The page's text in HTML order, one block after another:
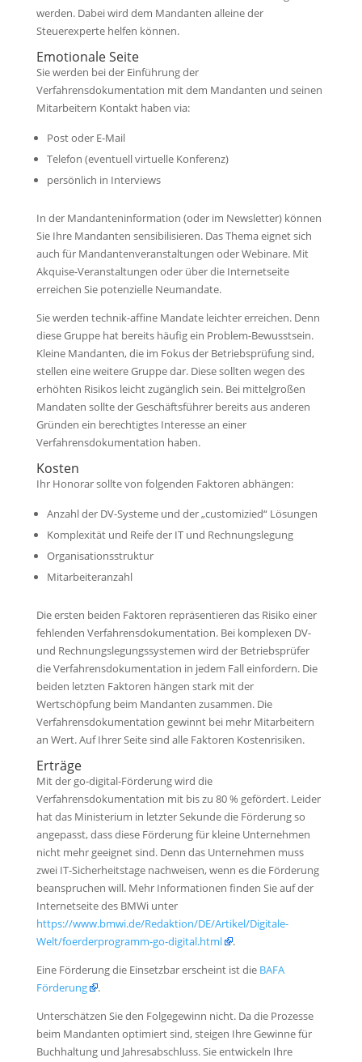
werden. Dabei wird dem Mandanten alleine der
Steuerexperte helfen können.
Emotionale Seite
Sie werden bei der Einführung der
Verfahrensdokumentation mit dem Mandanten und seinen
Mitarbeitern Kontakt haben via:
Post oder E-Mail
Telefon (eventuell virtuelle Konferenz)
persönlich in Interviews
In der Mandanteninformation (oder im Newsletter) können
Sie Ihre Mandanten sensibilisieren. Das Thema eignet sich
auch für Mandantenveranstaltungen oder Webinare. Mit
Akquise-Veranstaltungen oder über die Internetseite
erreichen Sie potenzielle Neumandate.
Sie werden technik-affine Mandate leichter erreichen. Denn
diese Gruppe hat bereits häufig ein Problem-Bewusstsein.
Kleine Mandanten, die im Fokus der Betriebsprüfung sind,
stellen eine weitere Gruppe dar. Diese sollten wegen des
erhöhten Risikos leicht zugänglich sein. Bei mittelgroßen
Mandaten sollte der Geschäftsführer bereits aus anderen
Gründen ein berechtigtes Interesse an einer
Verfahrensdokumentation haben.
Kosten
Ihr Honorar sollte von folgenden Faktoren abhängen:
Anzahl der DV-Systeme und der „customizied“ Lösungen
Komplexität und Reife der IT und Rechnungslegung
Organisationsstruktur
Mitarbeiteranzahl
Die ersten beiden Faktoren repräsentieren das Risiko einer
fehlenden Verfahrensdokumentation. Bei komplexen DV-
und Rechnungslegungssystemen wird der Betriebsprüfer
die Verfahrensdokumentation in jedem Fall einfordern. Die
beiden letzten Faktoren hängen stark mit der
Wertschöpfung beim Mandanten zusammen. Die
Verfahrensdokumentation gewinnt bei mehr Mitarbeitern
an Wert. Auf Ihrer Seite sind alle Faktoren Kostenrisiken.
Erträge
Mit der go-digital-Förderung wird die
Verfahrensdokumentation mit bis zu 80 % gefördert. Leider
hat das Ministerium in letzter Sekunde die Förderung so
angepasst, dass diese Förderung für kleine Unternehmen
nicht mehr geeignet sind. Denn das Unternehmen muss
zwei IT-Sicherheitstage nachweisen, wenn es die Förderung
beanspruchen will. Mehr Informationen finden Sie auf der
Internetseite des BMWi unter
https://www.bmwi.de/Redaktion/DE/Artikel/Digitale-
Welt/foerderprogramm-go-digital.html
.
Eine Förderung die Einsetzbar erscheint ist dieBAFA
Förderung
.
Unterschätzen Sie den Folgegewinn nicht. Da die Prozesse
beim Mandanten optimiert sind, steigen Ihre Gewinne für
Buchhaltung und Jahresabschluss. Sie entwickeln Ihre